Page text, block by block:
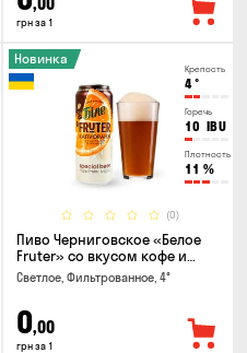
грн за 1
Крепость
4°
Горечь
10 IBU
Плотность
11 %
(0)
Новинка
Пиво Черниговское «Белое
Fruter» со вкусом кофе и
апельсина 0.5 л
Светлое, Фильтрованное, 4°
0,00
грн за 1